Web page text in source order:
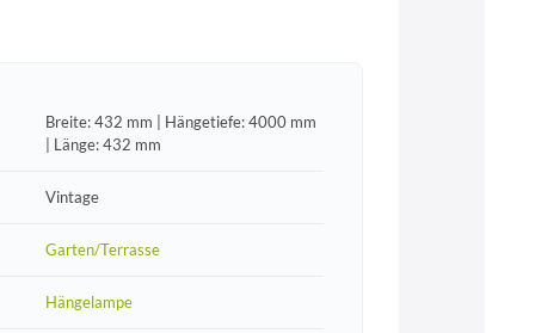
Breite: 432 mm | Hängetiefe: 4000 mm
| Länge: 432 mm
Vintage
Garten/Terrasse
Hängelampe